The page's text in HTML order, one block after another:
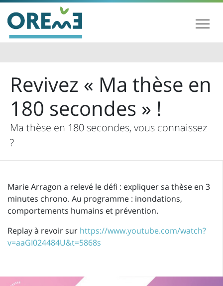
Revivez « Ma thèse en
180 secondes » !
Ma thèse en 180 secondes, vous connaissez
?
Marie Arragon a relevé le défi : expliquer sa thèse en 3
minutes chrono. Au programme : inondations,
comportements humains et prévention.
Replay à revoir sur https://www.youtube.com/watch?
v=aaGI024484U&t=5868s